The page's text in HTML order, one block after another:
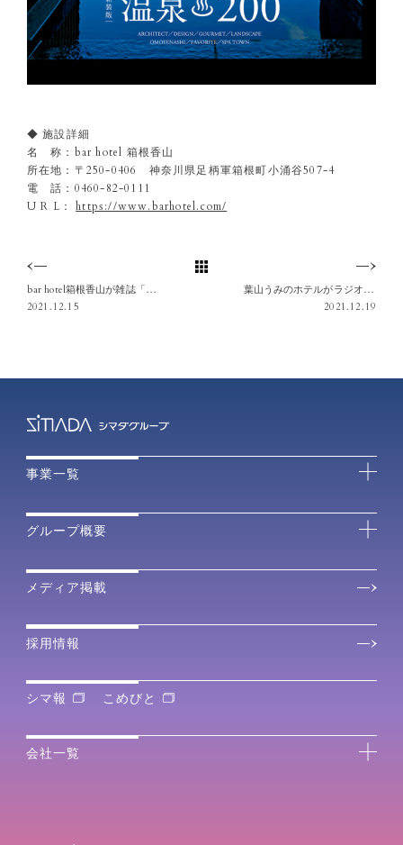
◆ 施設詳細
名 称：bar hotel 箱根香山
所在地：〒250-0406 神奈川県足柄軍箱根町小涌谷507-4
電 話：0460-82-0111
U R L：https://www.barhotel.com/
bar hotel箱根香山が雑誌「Ozmagazine TRIP」に掲載されました
2021.12.15
葉山うみのホテルがラジオ FMヨコハマ「SHONAN by the Sea」で紹介されました
2021.12.19
事業一覧
グループ概要
メディア掲載
採用情報
シマ報 こめびと
会社一覧